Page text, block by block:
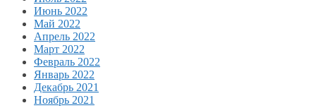
Июнь 2022
Май 2022
Апрель 2022
Март 2022
Февраль 2022
Январь 2022
Декабрь 2021
Ноябрь 2021